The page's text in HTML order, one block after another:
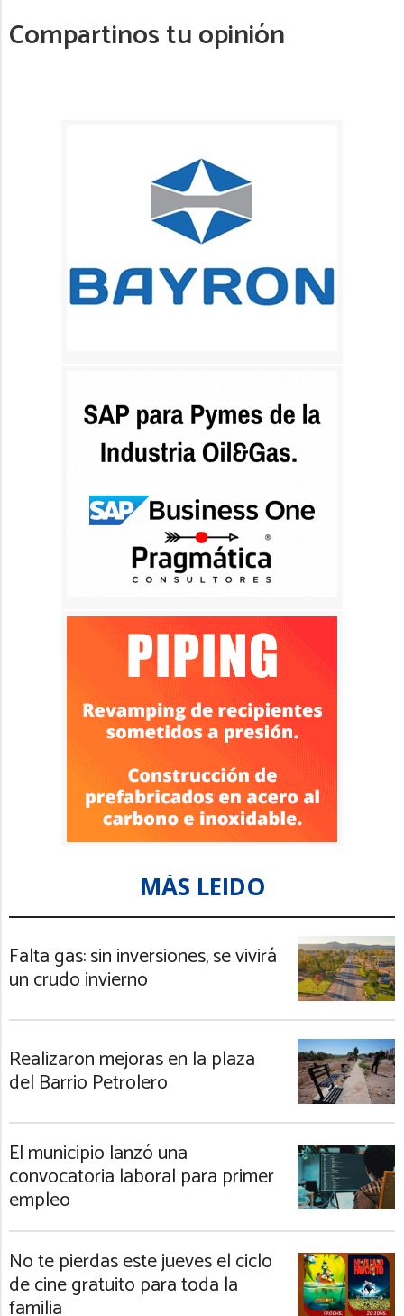
Compartinos tu opinión
MÁS LEIDO
Falta gas: sin inversiones, se vivirá
un crudo invierno
Realizaron mejoras en la plaza
del Barrio Petrolero
El municipio lanzó una
convocatoria laboral para primer
empleo
No te pierdas este jueves el ciclo
de cine gratuito para toda la
familia